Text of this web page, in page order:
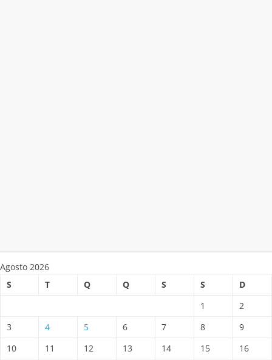
Agosto 2026
S
T Q Q S S
D
1
2
3
4 5 6 7 8
9
10
11 12 13 14 15
16